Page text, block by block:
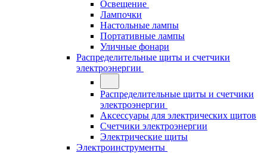
Освещение
Лампочки
Настольные лампы
Портативные лампы
Уличные фонари
Распределительные щиты и счетчики
электроэнергии
Распределительные щиты и счетчики
электроэнергии
Аксессуары для электрических щитов
Счетчики электроэнергии
Электрические щиты
Электроинструменты